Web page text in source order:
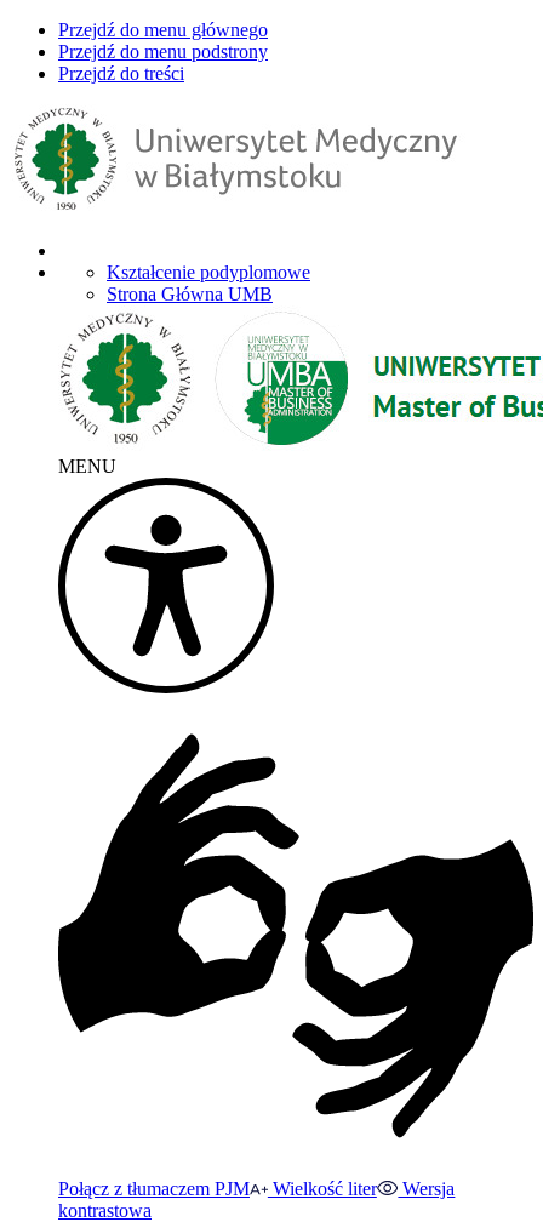
Przejdź do menu głównego
Przejdź do menu podstrony
Przejdź do treści
Kształcenie podyplomowe
Strona Główna UMB
MENU
Połącz z tłumaczem PJM Wielkość liter
Wersja
kontrastowa